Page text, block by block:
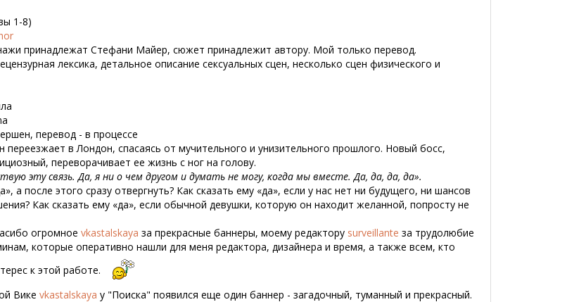
1-8)
принадлежат Стефани Майер, сюжет принадлежит автору. Мой только перевод.
лексика, детальное описание сексуальных сцен, несколько сцен физического и
перевод - в процессе
переезжает в Лондон, спасаясь от мучительного и унизительного прошлого. Новый босс,
переворачивает ее жизнь с ног на голову.
эту связь. Да, я ни о чем другом и думать не могу, когда мы вместе. Да, да, да, да».
а после этого сразу отвергнуть? Как сказать ему «да», если у нас нет ни будущего, ни шансов
Как сказать ему «да», если обычной девушки, которую он находит желанной, попросту не
огромное vkastalskaya за прекрасные баннеры, моему редактору surveillante за трудолюбие
которые оперативно нашли для меня редактора, дизайнера и время, а также всем, кто
к этой работе.
Вике vkastalskaya у "Поиска" появился еще один баннер - загадочный, туманный и прекрасный.